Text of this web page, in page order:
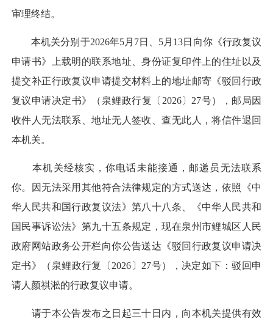
审理终结。
本机关分别于2026年5月7日、5月13日向你《行政复议
申请书》上载明的联系地址、身份证复印件上的住址以及
提交补正行政复议申请提交材料上的地址邮寄《驳回行政
复议申请决定书》（泉鲤政行复〔2026〕27号），邮局因
收件人无法联系、地址无人签收、查无此人，将信件退回
本机关。
本机关经核实，你电话未能接通，邮递员无法联系
你。因无法采用其他符合法律规定的方式送达，依照《中
华人民共和国行政复议法》第八十八条、《中华人民共和
国民事诉讼法》第九十五条规定，现在泉州市鲤城区人民
政府网站政务公开栏向你公告送达《驳回行政复议申请决
定书》（泉鲤政行复〔2026〕27号），决定如下：驳回申
请人颜祺淞的行政复议申请。
请于本公告发布之日起三十日内，向本机关提供有效